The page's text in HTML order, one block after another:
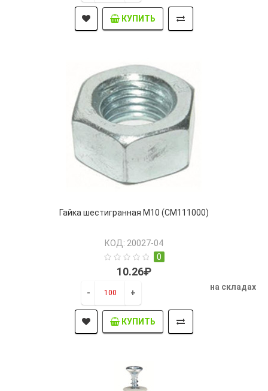
КУПИТЬ
Гайка шестигранная М10 (CM111000)
КОД: 20027-04
0
10.26₽
- +
на складах
КУПИТЬ